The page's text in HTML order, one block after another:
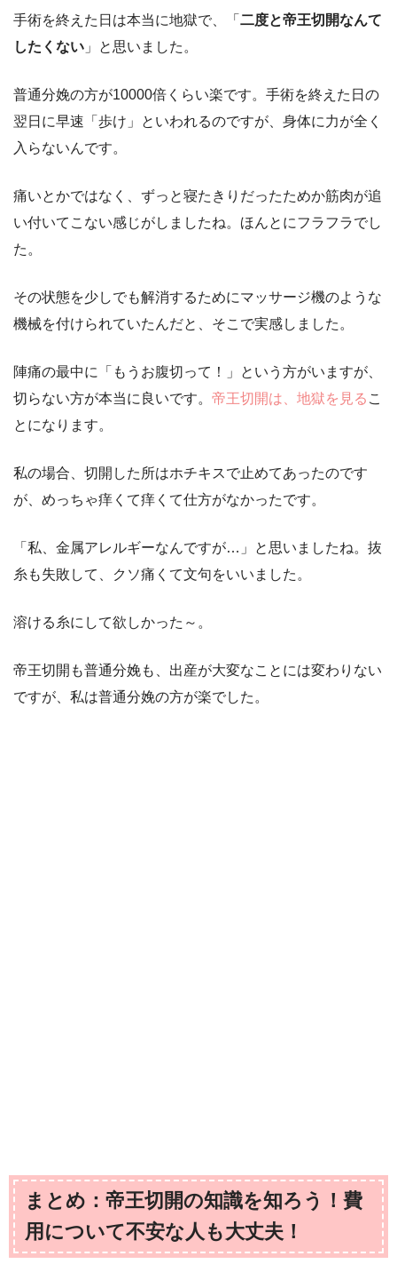
手術を終えた日は本当に地獄で、「 二度と帝王切開なんて
したくない 」と思いました。
普通分娩の方が10000倍くらい楽です。手術を終えた日の
翌日に早速「歩け」といわれるのですが、身体に力が全く
入らないんです。
痛いとかではなく、ずっと寝たきりだったためか筋肉が追
い付いてこない感じがしましたね。ほんとにフラフラでし
た。
その状態を少しでも解消するためにマッサージ機のような
機械を付けられていたんだと、そこで実感しました。
陣痛の最中に「もうお腹切って！」という方がいますが、
切らない方が本当に良いです。 帝王切開は、地獄を見る こ
とになります。
私の場合、切開した所はホチキスで止めてあったのです
が、めっちゃ痒くて痒くて仕方がなかったです。
「私、金属アレルギーなんですが…」と思いましたね。抜
糸も失敗して、クソ痛くて文句をいいました。
溶ける糸にして欲しかった～。
帝王切開も普通分娩も、出産が大変なことには変わりない
ですが、私は普通分娩の方が楽でした。
まとめ：帝王切開の知識を知ろう！費
用について不安な人も大丈夫！